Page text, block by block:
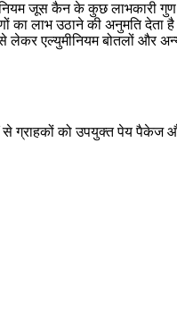
जूस कैन के कुछ लाभकारी
गुणों का लाभ उठाने की अनुमति
लेकर एल्युमीनियम बोतलों और
से ग्राहकों को उपयुक्त पेय पैकेज